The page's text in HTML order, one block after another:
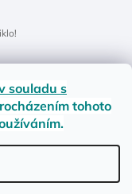
souladu s
tohoto
reklamaci?
údajů